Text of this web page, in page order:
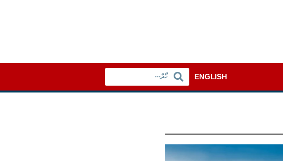
ENGLISH